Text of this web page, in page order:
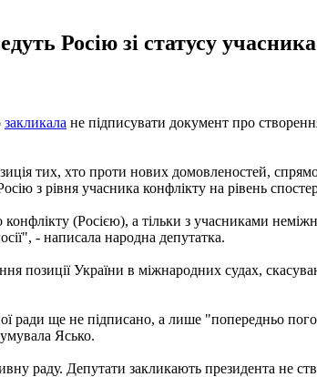
Росію зі статусу
закликала не підписувати документ про
тих, хто проти нових домовленостей,
з рівня учасника конфлікту на рівень
(Росією), а тільки з учасниками
- написала народна депутатка.
України в міжнародних судах,
ради ще не підписано, а лише "попередньо
Ясько.
раду. Депутати закликають президента не